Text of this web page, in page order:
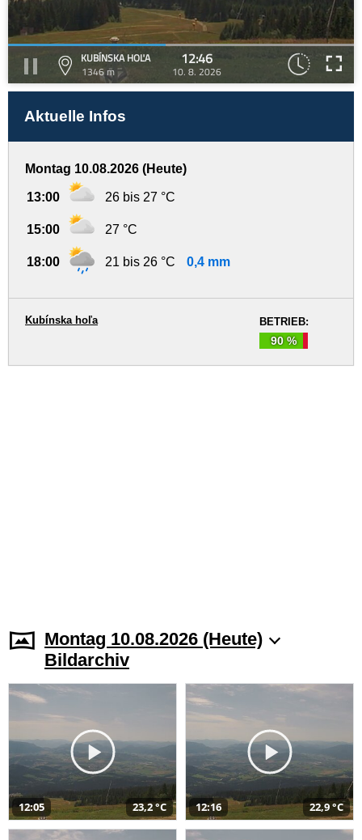
KUBÍNSKA HOĽA
1346 m
12:46
10. 8. 2026
Aktuelle Infos
Montag 10.08.2026 (Heute)
13:00 26 bis 27 °C
15:00 27 °C
18:00 21 bis 26 °C 0,4 mm
BETRIEB:
90 %
Kubínska hoľa
Montag 10.08.2026 (Heute)
Bildarchiv
12:05 23,2 °C 12:16 22,9 °C